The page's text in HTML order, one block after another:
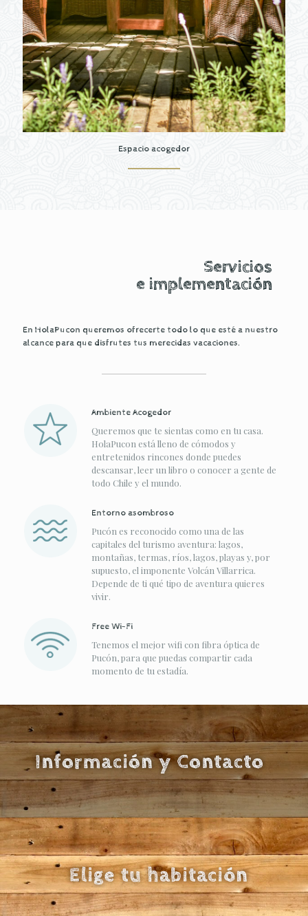
Espacio acogedor
Servicios
e implementación
En HolaPucon queremos ofrecerte todo lo que esté a nuestro
alcance para que disfrutes tus merecidas vacaciones.
Ambiente Acogedor
Queremos que te sientas como en tu casa.
HolaPucon está lleno de cómodos y
entretenidos rincones donde puedes
descansar, leer un libro o conocer a gente de
todo Chile y el mundo.
Entorno asombroso
Pucón es reconocido como una de las
capitales del turismo aventura: lagos,
montañas, termas, ríos, lagos, playas y, por
supuesto, el imponente Volcán Villarrica.
Depende de ti qué tipo de aventura quieres
vivir.
Free Wi-Fi
Tenemos el mejor wifi con fibra óptica de
Pucón, para que puedas compartir cada
momento de tu estadía.